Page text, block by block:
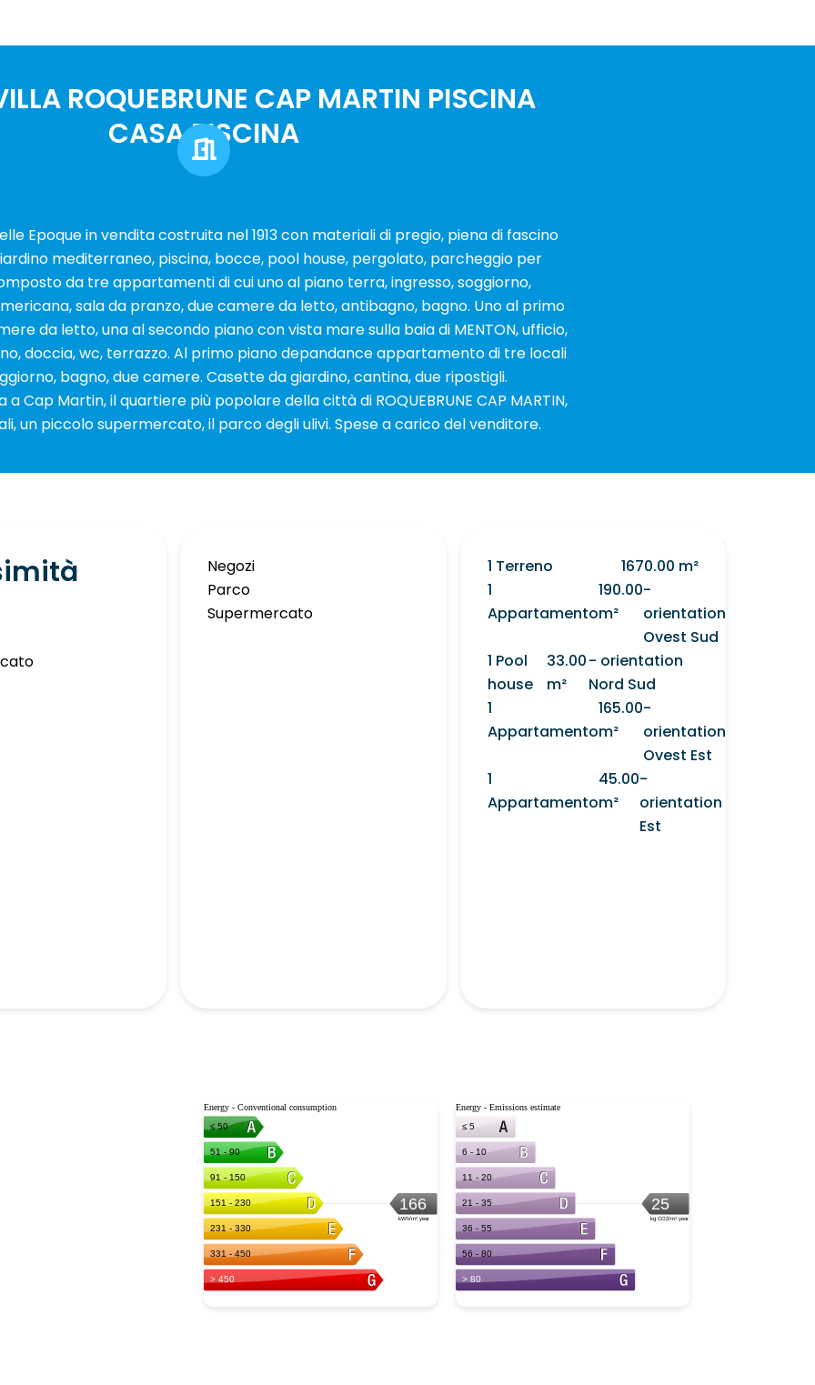
ROQUEBRUNE CAP MARTIN PISCINA
CASA PISCINA
Epoque in vendita costruita nel 1913 con materiali di pregio, piena di fascino
mediterraneo, piscina, bocce, pool house, pergolato, parcheggio per
da tre appartamenti di cui uno al piano terra, ingresso, soggiorno,
sala da pranzo, due camere da letto, antibagno, bagno. Uno al primo
da letto, una al secondo piano con vista mare sulla baia di MENTON, ufficio,
doccia, wc, terrazzo. Al primo piano depandance appartamento di tre locali
bagno, due camere. Casette da giardino, cantina, due ripostigli.
Cap Martin, il quartiere più popolare della città di ROQUEBRUNE CAP MARTIN,
un piccolo supermercato, il parco degli ulivi. Spese a carico del venditore.
Negozi
Parco
Supermercato
1 Terreno
1670.00 m²
1
Appartamento
190.00
m²
-
orientation
Ovest Sud
1 Pool
house
33.00
m²
- orientation
Nord Sud
1
Appartamento
165.00
m²
-
orientation
Ovest Est
1
Appartamento
45.00
m²
-
orientation
Est